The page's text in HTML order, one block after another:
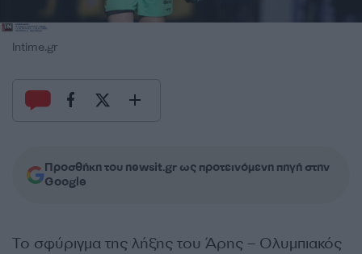
Intime.gr
Προσθήκη του newsit.gr ως προτεινόμενη πηγή στην
Google
Το σφύριγμα της λήξης του Άρης – Ολυμπιακός